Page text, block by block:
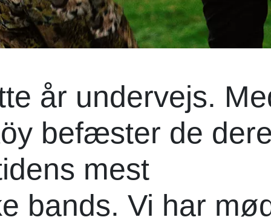
år undervejs.
befæster de
mest
bands. Vi har